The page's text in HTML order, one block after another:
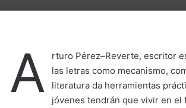
A
rturo Pérez–Reverte, escritor
las letras como mecanismo,
literatura da herramientas
jóvenes tendrán que vivir en